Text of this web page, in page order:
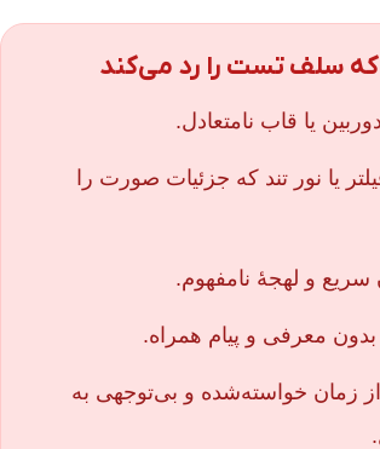
که سلف‌ تست را رد می‌کند
یا قاب نامتعادل.
یا نور تند که جزئیات صورت را
و لهجهٔ نامفهوم.
معرفی و پیام همراه.
زمان خواسته‌شده و بی‌توجهی به